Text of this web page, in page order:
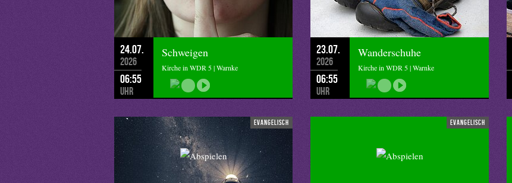
24.07.
2026
06:55
Uhr
Schweigen
Kirche in WDR 5 | Warnke
23.07.
2026
06:55
Uhr
Wanderschuhe
Kirche in WDR 5 | Warnke
evangelisch evangelisch